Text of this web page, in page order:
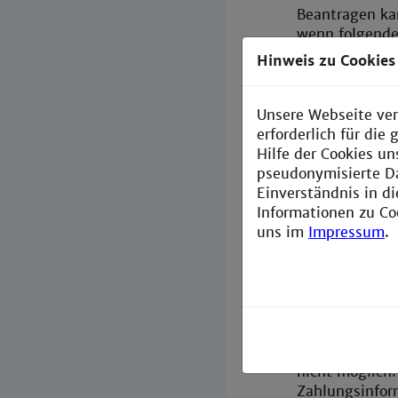
Beantragen
wenn
Der
IP-
Der
Nur
Zu
lizenzierten
nicht möglich.
Hinweis zu Cookies
Unsere Webseite
erforderlich für die
Hilfe der Cookies
pseudonymisierte
Einverständnis in
Informationen zu
uns im Impressum.